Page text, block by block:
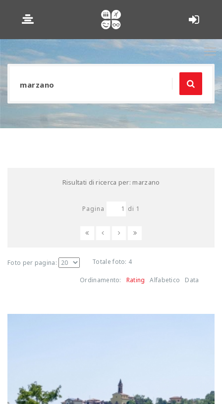
Risultati di ricerca per: marzano
Pagina di 1
Foto per pagina: Totale foto: 4
Ordinamento: Rating Alfabetico Data